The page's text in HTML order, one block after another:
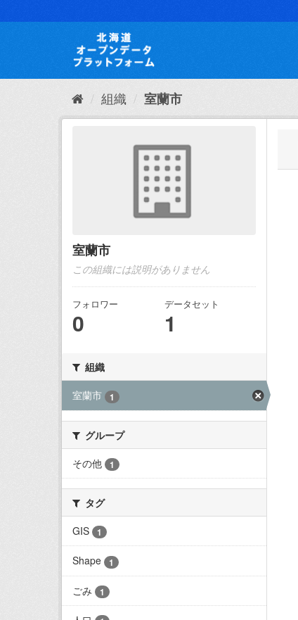
キ
て
組織 室蘭市
室蘭市
この組織には説明がありません
フォロワー
0
データセット
1
組織
室蘭市
1
グループ
その他
1
タグ
GIS
1
Shape 1
ごみ 1